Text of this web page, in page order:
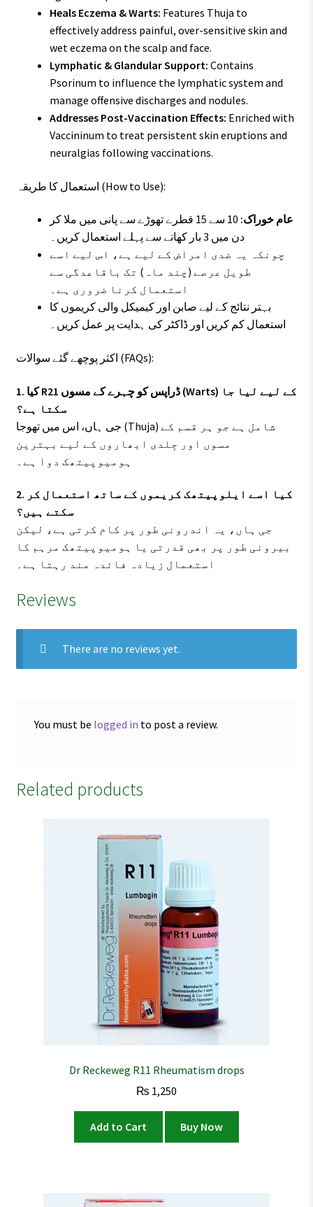
Heals Eczema & Warts: Features Thuja to
effectively address painful, over-sensitive skin and
wet eczema on the scalp and face.
Lymphatic & Glandular Support: Contains
Psorinum to influence the lymphatic system and
manage offensive discharges and nodules.
Addresses Post-Vaccination Effects: Enriched with
Vaccininum to treat persistent skin eruptions and
neuralgias following vaccinations.
استعمال کا طریقہ (How to Use):
عام خوراک:
10 سے 15 قطرے تھوڑے سے پانی میں ملا کر
دن میں 3 بار کھانے سے پہلے استعمال کریں۔
چونکہ یہ ضدی امراض کے لیے ہے، اس لیے اسے
طویل عرصے (چند ماہ) تک باقاعدگی سے
استعمال کرنا ضروری ہے۔
بہتر نتائج کے لیے صابن اور کیمیکل والی کریموں کا
استعمال کم کریں اور ڈاکٹر کی ہدایت پر عمل کریں۔
اکثر پوچھے گئے سوالات (FAQs):
1. کیا R21 ڈراپس کو چہرے کے مسوں (Warts) کے لیے لیا جا
سکتا ہے؟
جی ہاں، اس میں تھوجا (Thuja) شامل ہے جو ہر قسم کے
مسوں اور جِلدی ابھاروں کے لیے بہترین
ہومیوپیتھک دوا ہے۔
2. کیا اسے ایلوپیتھک کریموں کے ساتھ استعمال کر
سکتے ہیں؟
جی ہاں، یہ اندرونی طور پر کام کرتی ہے، لیکن
بیرونی طور پر بھی قدرتی یا ہومیوپیتھک مرہم کا
استعمال زیادہ فائدہ مند رہتا ہے۔
Reviews
There are no reviews yet.
You must be logged in to post a review.
Related products
Dr Reckeweg R11 Rheumatism drops
₨ 1,250
Add to Cart Buy Now